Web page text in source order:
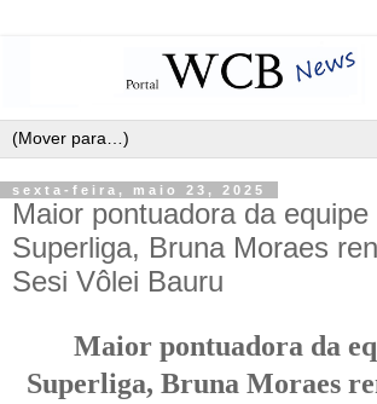
sexta-feira, maio 23, 2025
Maior pontuadora da equipe
Superliga, Bruna Moraes
Sesi Vôlei Bauru
Maior pontuadora da
Superliga, Bruna Moraes